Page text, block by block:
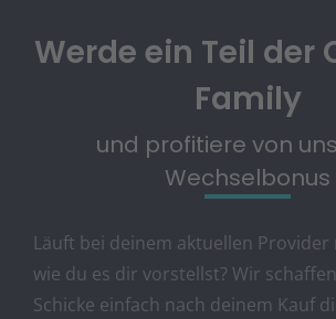
Werde ein Teil der
Family
und profitiere von
Wechselbonus
Läuft bei deinem aktuellen Provider
wie du es dir vorstellst? Wir
Schicke einfach nach deinem Kauf